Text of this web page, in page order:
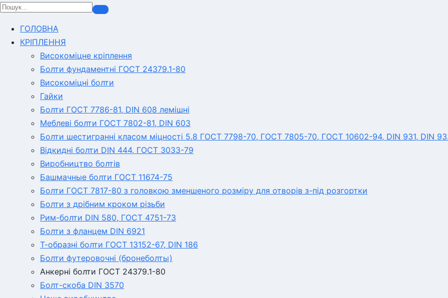
ГОЛОВНА
КРІПЛЕННЯ
Високоміцне кріплення
Болти фундаментні ГОСТ 24379.1-80
Високоміцні болти
Гайки
Болти ГОСТ 7786-81, DIN 608 лемішні
Меблеві болти ГОСТ 7802-81, DIN 603
Болти шестигранні класом міцності 5.8 ГОСТ 7798-70, ГОСТ 7805-70, ГОСТ 10602-94, DIN 931, DIN
Відкидні болти DIN 444, ГОСТ 3033-79
Виробництво болтів
Башмачные болти ГОСТ 11674-75
Болти ГОСТ 7817-80 з головкою зменшеного розміру для отворів з-під розгортки
Болти з дрібним кроком різьби
Рим-болти DIN 580, ГОСТ 4751-73
Болти з фланцем DIN 6921
Т-образні болти ГОСТ 13152-67, DIN 186
Болти футеровочні (бронеболты)
Анкерні болти ГОСТ 24379.1-80
Болт-скоба DIN 3570